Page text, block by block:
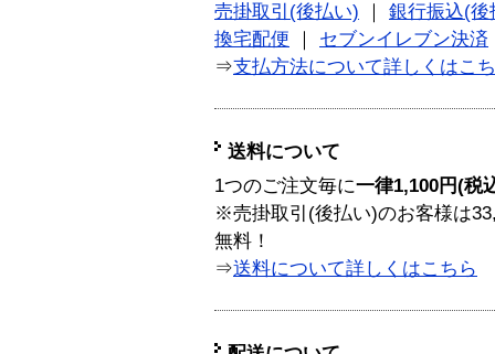
売掛取引(後払い)
銀行振込(後
換宅配便
セブンイレブン決済
⇒支払方法について詳しくはこ
送料について
1つのご注文毎に一律1,100円(税
※売掛取引(後払い)のお客様は
無料！
⇒送料について詳しくはこちら